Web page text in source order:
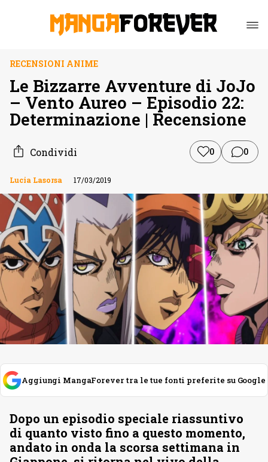
RECENSIONI ANIME
Le Bizzarre Avventure di JoJo
– Vento Aureo – Episodio 22:
Determinazione | Recensione
Condividi 0 0
Lucia Lasorsa 17/03/2019
Aggiungi MangaForever tra le tue fonti preferite su Google
Dopo un episodio speciale riassuntivo
di quanto visto fino a questo momento,
andato in onda la scorsa settimana in